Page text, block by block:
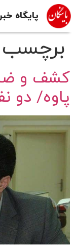
پایگاه
پاوه/ دو